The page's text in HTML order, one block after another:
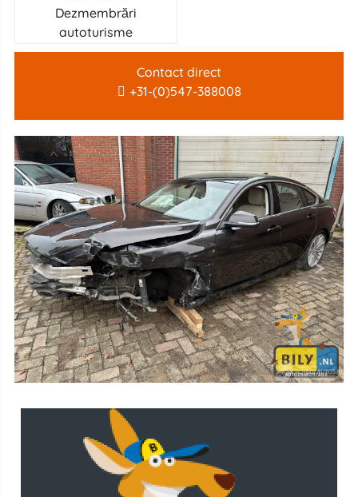
Dezmembrări
autoturisme
Contact direct
+31-(0)547-388008